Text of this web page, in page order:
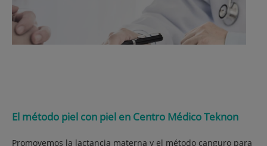
El método piel con piel en Centro Médico Teknon
Promovemos la lactancia materna y el método canguro para